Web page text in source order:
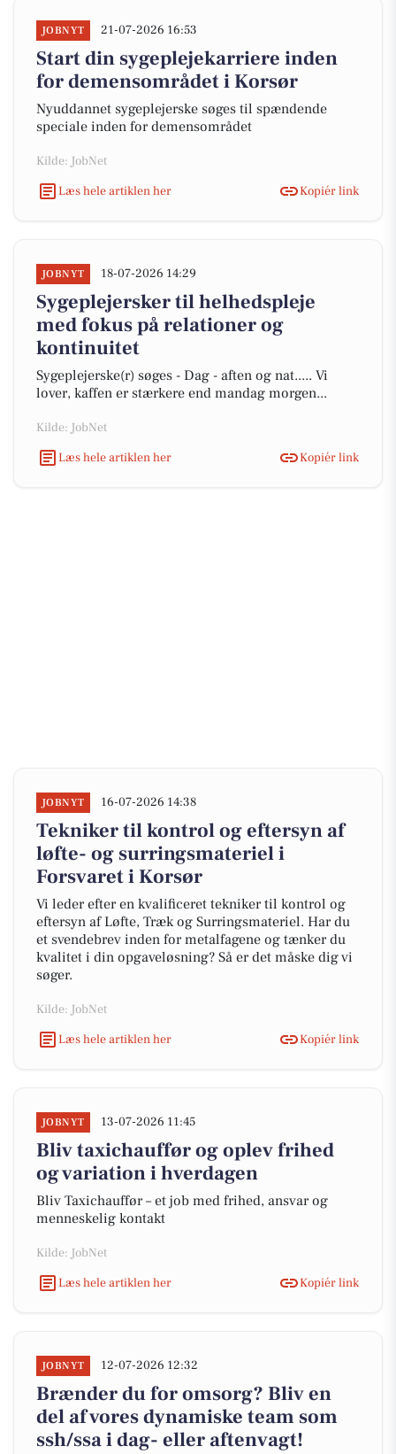
JOBNYT 21-07-2026 16:53
Start din sygeplejekarriere inden
for demensområdet i Korsør
Nyuddannet sygeplejerske søges til spændende
speciale inden for demensområdet
Kilde: JobNet
Læs hele artiklen her
Kopiér link
JOBNYT 18-07-2026 14:29
Sygeplejersker til helhedspleje
med fokus på relationer og
kontinuitet
Sygeplejerske(r) søges - Dag - aften og nat..... Vi
lover, kaffen er stærkere end mandag morgen...
Kilde: JobNet
Læs hele artiklen her
Kopiér link
JOBNYT 16-07-2026 14:38
Tekniker til kontrol og eftersyn af
løfte- og surringsmateriel i
Forsvaret i Korsør
Vi leder efter en kvalificeret tekniker til kontrol og
eftersyn af Løfte, Træk og Surringsmateriel. Har du
et svendebrev inden for metalfagene og tænker du
kvalitet i din opgaveløsning? Så er det måske dig vi
søger.
Kilde: JobNet
Læs hele artiklen her
Kopiér link
JOBNYT 13-07-2026 11:45
Bliv taxichauffør og oplev frihed
og variation i hverdagen
Bliv Taxichauffør – et job med frihed, ansvar og
menneskelig kontakt
Kilde: JobNet
Læs hele artiklen her
Kopiér link
JOBNYT 12-07-2026 12:32
Brænder du for omsorg? Bliv en
del af vores dynamiske team som
ssh/ssa i dag- eller aftenvagt!